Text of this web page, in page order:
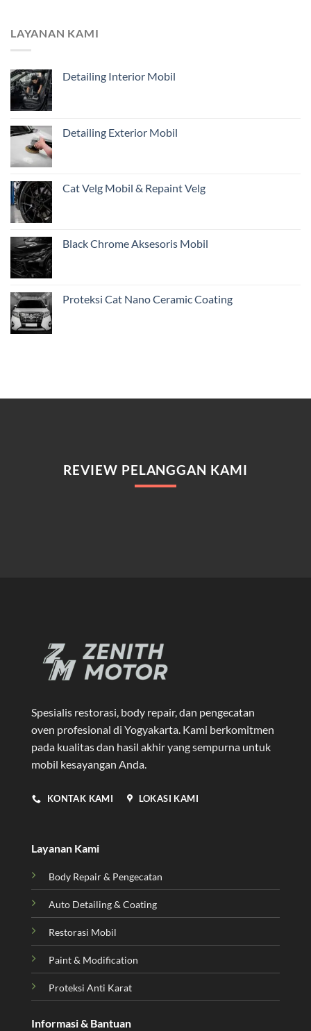
Pemilik
dari
Pentingnya
dari
LAYANAN KAMI
Detailing Interior Mobil
Detailing Exterior Mobil
Cat Velg Mobil & Repaint Velg
Black Chrome Aksesoris Mobil
Proteksi Cat Nano Ceramic Coating
REVIEW PELANGGAN KAMI
Spesialis restorasi, body repair, dan pengecatan
oven profesional di Yogyakarta. Kami berkomitmen
pada kualitas dan hasil akhir yang sempurna untuk
mobil kesayangan Anda.
KONTAK KAMI LOKASI KAMI
Layanan Kami
Body Repair & Pengecatan
Auto Detailing & Coating
Restorasi Mobil
Paint & Modification
Proteksi Anti Karat
Informasi & Bantuan